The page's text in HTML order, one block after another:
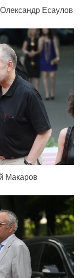
Есаулов
Макаров